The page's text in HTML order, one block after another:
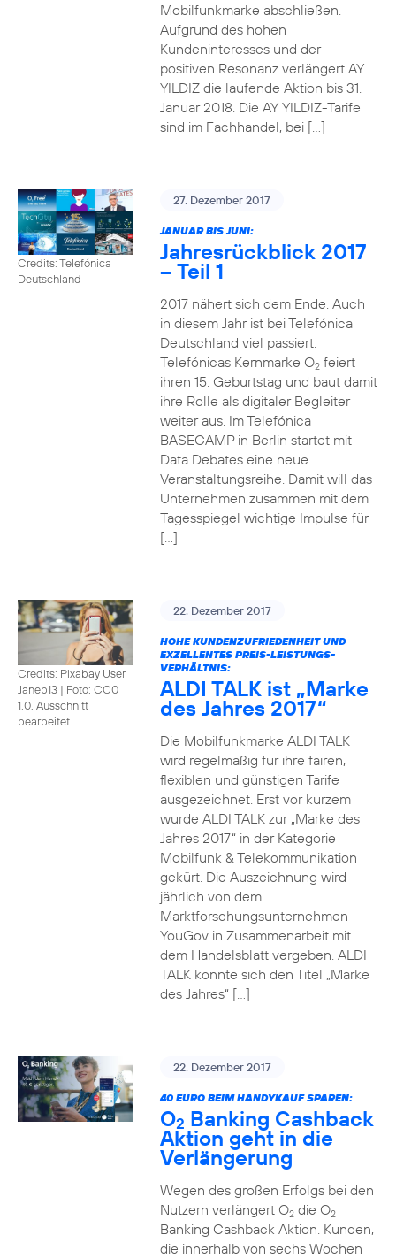
Mobilfunkmarke abschließen.
Aufgrund des hohen
Kundeninteresses und der
positiven Resonanz verlängert AY
YILDIZ die laufende Aktion bis 31.
Januar 2018. Die AY YILDIZ-Tarife
sind im Fachhandel, bei […]
Credits: Telefónica
Deutschland
27. Dezember 2017
JANUAR BIS JUNI:
Jahresrückblick 2017
– Teil 1
2017 nähert sich dem Ende. Auch
in diesem Jahr ist bei Telefónica
Deutschland viel passiert:
Telefónicas Kernmarke O2feiert
ihren 15. Geburtstag und baut damit
ihre Rolle als digitaler Begleiter
weiter aus. Im Telefónica
BASECAMP in Berlin startet mit
Data Debates eine neue
Veranstaltungsreihe. Damit will das
Unternehmen zusammen mit dem
Tagesspiegel wichtige Impulse für
[…]
Credits: Pixabay User
Janeb13 | Foto: CC0
1.0, Ausschnitt
bearbeitet
22. Dezember 2017
HOHE KUNDENZUFRIEDENHEIT UND
EXZELLENTES PREIS-LEISTUNGS-
VERHÄLTNIS:
ALDI TALK ist „Marke
des Jahres 2017“
Die Mobilfunkmarke ALDI TALK
wird regelmäßig für ihre fairen,
flexiblen und günstigen Tarife
ausgezeichnet. Erst vor kurzem
wurde ALDI TALK zur „Marke des
Jahres 2017“ in der Kategorie
Mobilfunk & Telekommunikation
gekürt. Die Auszeichnung wird
jährlich von dem
Marktforschungsunternehmen
YouGov in Zusammenarbeit mit
dem Handelsblatt vergeben. ALDI
TALK konnte sich den Titel „Marke
des Jahres“ […]
22. Dezember 2017
40 EURO BEIM HANDYKAUF SPAREN:
O2 Banking Cashback
Aktion geht in die
Verlängerung
Wegen des großen Erfolgs bei den
Nutzern verlängert O2die O2
Banking Cashback Aktion. Kunden,
die innerhalb von sechs Wochen